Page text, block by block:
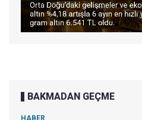
BAKMADAN GEÇME
HABER